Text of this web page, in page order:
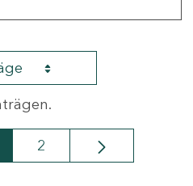
Seite
2